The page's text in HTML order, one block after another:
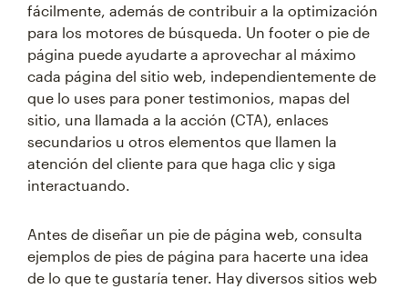
fácilmente, además de contribuir a la optimización
para los motores de búsqueda. Un footer o pie de
página puede ayudarte a aprovechar al máximo
cada página del sitio web, independientemente de
que lo uses para poner testimonios, mapas del
sitio, una llamada a la acción (CTA), enlaces
secundarios u otros elementos que llamen la
atención del cliente para que haga clic y siga
interactuando.
Antes de diseñar un pie de página web, consulta
ejemplos de pies de página para hacerte una idea
de lo que te gustaría tener. Hay diversos sitios web